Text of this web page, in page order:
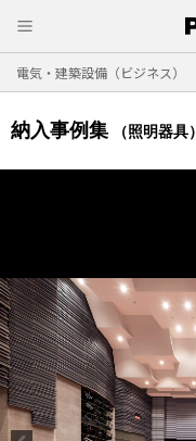
電気・建築設備（ビジネス）
納入事例集 （照明器具）